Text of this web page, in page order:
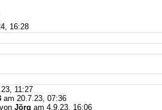
16:28
11:27
am 20.7.23, 07:36
von Jörg am 4.9.23, 16:06